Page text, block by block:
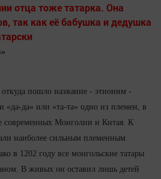
отца тоже татарка. Она
так как её бабушка и дедушка
пошло название - этноним -
«да-да» или «та-та» одно из племен, в
современных Монголии и Китая. К
наиболее сильным племенным
в 1202 году все монгольские татары
. В живых он оставил лишь детей